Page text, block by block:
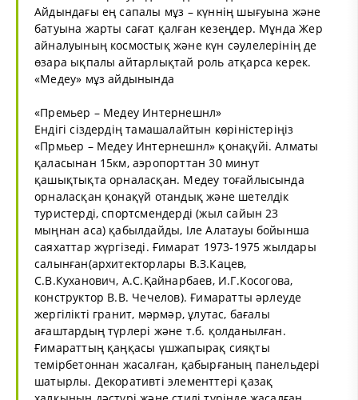
Айдындағы ең сапалы мұз – күннің шығуына және
батуына жарты сағат қалған кезеңдер. Мұнда Жер
айналуының космостық және күн сәулелерінің де
өзара ықпалы айтарлықтай роль атқарса керек.
«Медеу» мұз айдынында
«Премьер – Медеу Интернешнл»
Ендігі сіздердің тамашалайтын көріністеріңіз
«Прмьер – Медеу Интернешнл» қонақүйі. Алматы
қаласынан 15км, аэропорттан 30 минут
қашықтықта орналасқан. Медеу тоғайлысында
орналасқан қонақүй отандық және шетелдік
туристерді, спортсмендерді (жыл сайын 23
мыңнан аса) қабылдайды, Іле Алатауы бойынша
саяхаттар жүргізеді. Ғимарат 1973-1975 жылдары
салынған(архитекторлары В.З.Кацев,
С.В.Куханович, А.С.Қайнарбаев, И.Г.Косогова,
конструктор В.В. Чечелов). Ғимаратты әрлеуде
жергілікті гранит, мәрмәр, ұлутас, бағалы
ағаштардың түрлері және т.б. қолданылған.
Ғимараттың қаңқасы үшжапырақ сияқты
темірбетоннан жасалған, қабырғаның панельдері
шатырлы. Декоративті элементтері қазақ